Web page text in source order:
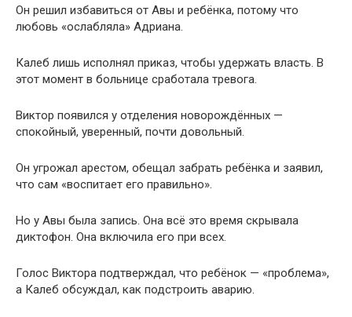
Он решил избавиться от Авы и ребёнка, потому что
любовь «ослабляла» Адриана.
Калеб лишь исполнял приказ, чтобы удержать власть. В
этот момент в больнице сработала тревога.
Виктор появился у отделения новорождённых —
спокойный, уверенный, почти довольный.
Он угрожал арестом, обещал забрать ребёнка и заявил,
что сам «воспитает его правильно».
Но у Авы была запись. Она всё это время скрывала
диктофон. Она включила его при всех.
Голос Виктора подтверждал, что ребёнок — «проблема»,
а Калеб обсуждал, как подстроить аварию.